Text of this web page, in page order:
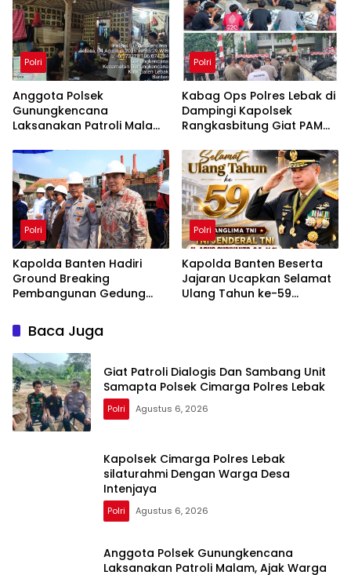
Polri
Anggota Polsek
Gunungkencana
Laksanakan Patroli Malam,
Kamtibmas
Polri
Kabag Ops Polres Lebak di
Dampingi Kapolsek
Rangkasbitung Giat PAM
DPMPTSP Lebak
Polri
Kapolda Banten Hadiri
Ground Breaking
Pembangunan Gedung
Provinsi Banten
Polri
Kapolda Banten Beserta
Jajaran Ucapkan Selamat
Ulang Tahun ke-59
Baca Juga
Giat Patroli Dialogis Dan Sambang Unit
Samapta Polsek Cimarga Polres Lebak
Polri Agustus 6, 2026
Kapolsek Cimarga Polres Lebak
silaturahmi Dengan Warga Desa
Intenjaya
Polri Agustus 6, 2026
Anggota Polsek Gunungkencana
Laksanakan Patroli Malam, Ajak Warga